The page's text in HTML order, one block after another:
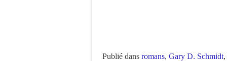
Publié dans romans, Gary D. Schmidt,